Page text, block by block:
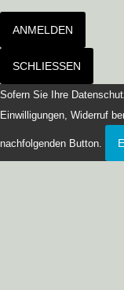
ANMELDEN
SCHLIESSEN
Sofern Sie Ihre
Einwilligungen, Widerruf
nachfolgenden Button.